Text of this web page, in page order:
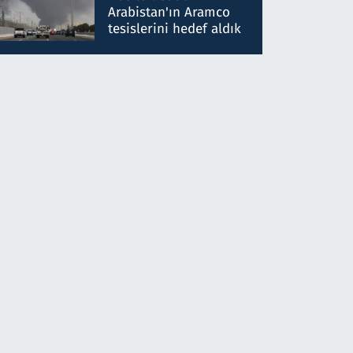
Arabistan'ın Aramco
tesislerini hedef aldık